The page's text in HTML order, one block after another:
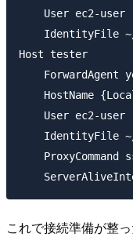
    User ec2-user
IdentityFile
Host tester
ForwardAgent
HostName
    User ec2-user
IdentityFile
ProxyCommand
これで接続準備が整